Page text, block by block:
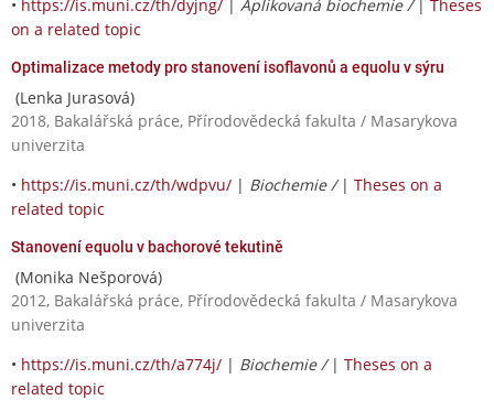
• https://is.muni.cz/th/dyjng/ | Aplikovaná biochemie / | Theses
on a related topic
Optimalizace metody pro stanovení isoflavonů a equolu v sýru
(Lenka Jurasová)
2018, Bakalářská práce, Přírodovědecká fakulta / Masarykova
univerzita
• https://is.muni.cz/th/wdpvu/ | Biochemie / | Theses on a
related topic
Stanovení equolu v bachorové tekutině
(Monika Nešporová)
2012, Bakalářská práce, Přírodovědecká fakulta / Masarykova
univerzita
• https://is.muni.cz/th/a774j/ | Biochemie / | Theses on a
related topic